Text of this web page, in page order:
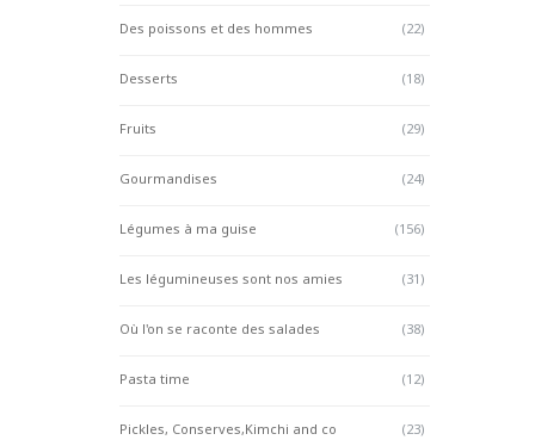
Des poissons et des hommes (22)
Desserts (18)
Fruits (29)
Gourmandises (24)
Légumes à ma guise (156)
Les légumineuses sont nos amies (31)
Où l'on se raconte des salades (38)
Pasta time (12)
Pickles, Conserves,Kimchi and co (23)